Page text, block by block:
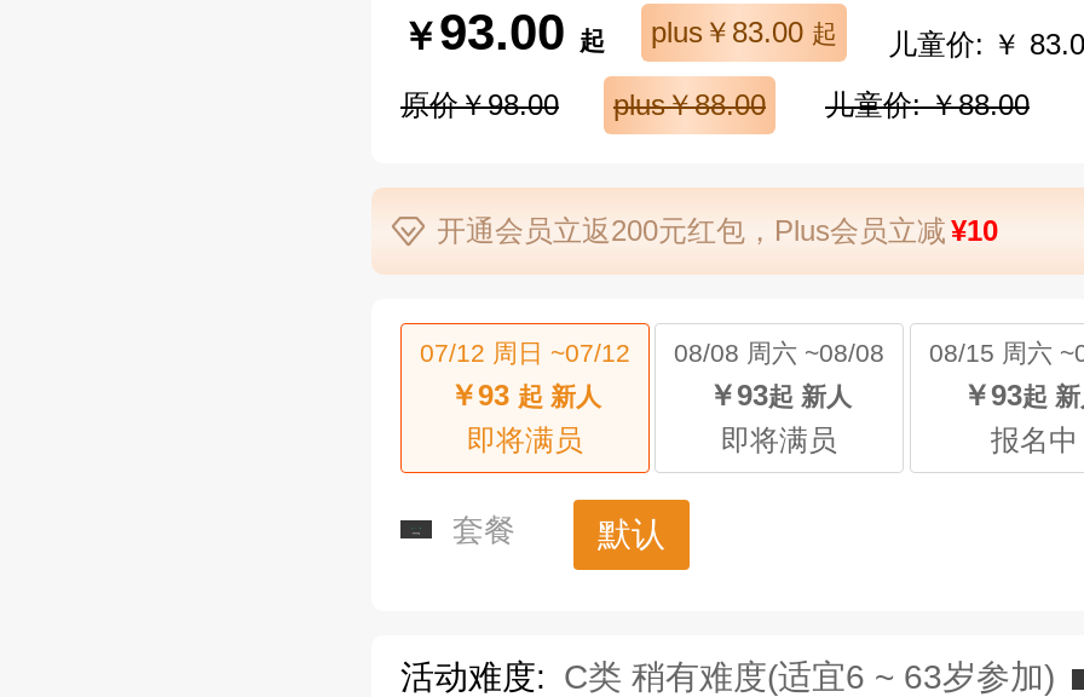
￥93.00 起 plus￥83.00 起
儿童价: ￥
原价￥98.00
plus￥88.00 儿童价: ￥88.00
开通会员立返200元红包，Plus会员立减¥10
07/12 周日 ~07/12
￥93 起 新人
即将满员
08/08 周六 ~08/08
￥93起 新人
即将满员
08/15 周六
￥93起
报名中
套餐 默认
活动难度: C类 稍有难度(适宜6 ~ 63岁参加)